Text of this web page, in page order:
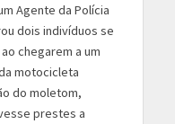
Agente da Polícia
dois indivíduos se
chegarem a um
motocicleta
do moletom,
prestes a